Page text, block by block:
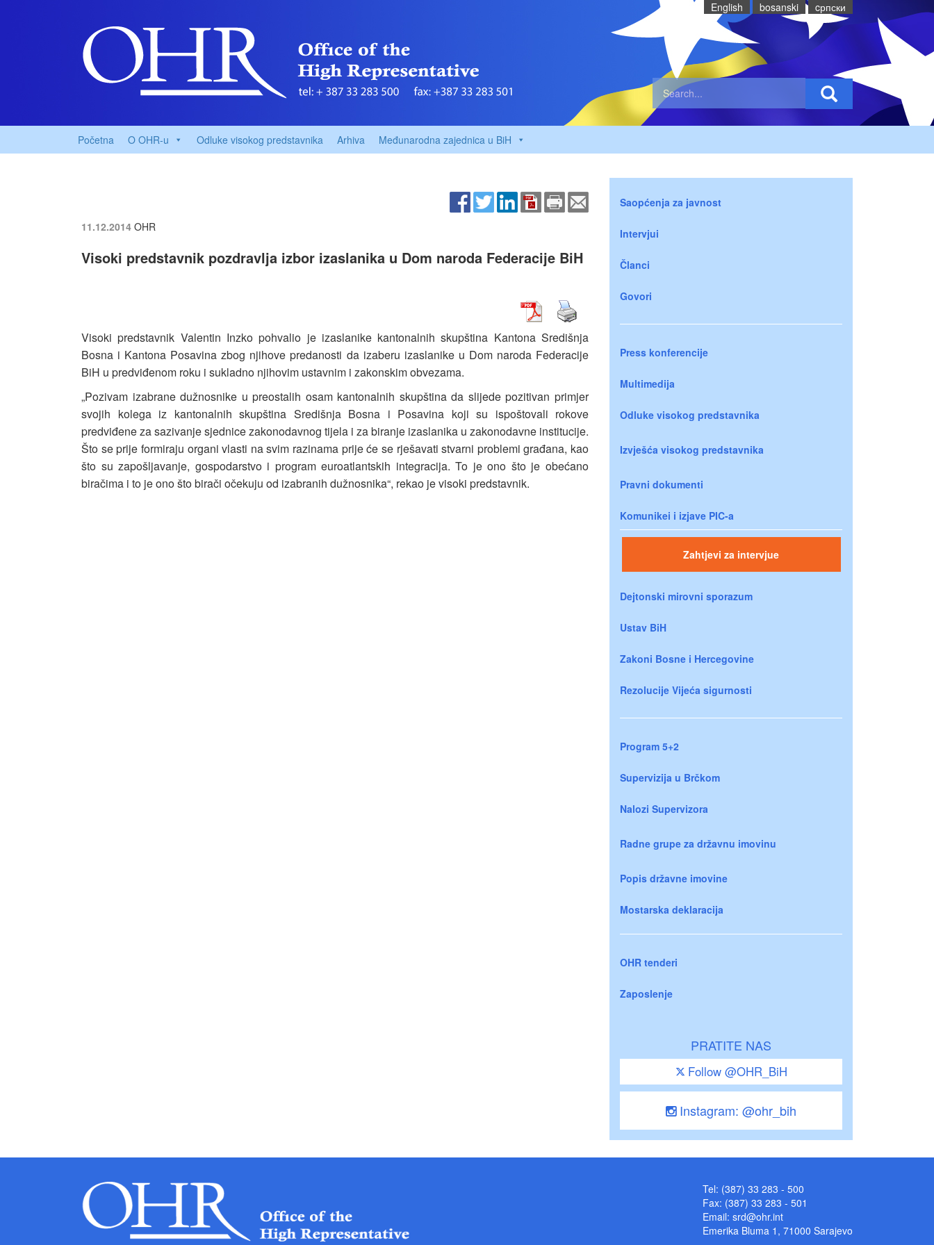
English bosanski cрпски
Početna O OHR-u Odluke visokog predstavnika Arhiva Međunarodna zajednica u BiH
11.12.2014 OHR
Visoki predstavnik pozdravlja izbor izaslanika u Dom naroda Federacije BiH
Visoki predstavnik Valentin Inzko pohvalio je izaslanike kantonalnih skupština Kantona Središnja
Bosna i Kantona Posavina zbog njihove predanosti da izaberu izaslanike u Dom naroda Federacije
BiH u predviđenom roku i sukladno njihovim ustavnim i zakonskim obvezama.
„Pozivam izabrane dužnosnike u preostalih osam kantonalnih skupština da slijede pozitivan primjer
svojih kolega iz kantonalnih skupština Središnja Bosna i Posavina koji su ispoštovali rokove
predviđene za sazivanje sjednice zakonodavnog tijela i za biranje izaslanika u zakonodavne institucije.
Što se prije formiraju organi vlasti na svim razinama prije će se rješavati stvarni problemi građana, kao
što su zapošljavanje, gospodarstvo i program euroatlantskih integracija. To je ono što je obećano
biračima i to je ono što birači očekuju od izabranih dužnosnika“, rekao je visoki predstavnik.
Saopćenja za javnost
Intervjui
Članci
Govori
Press konferencije
Multimedija
Odluke visokog predstavnika
Izvješća visokog predstavnika
Pravni dokumenti
Komunikei i izjave PIC-a
Zahtjevi za intervjue
Dejtonski mirovni sporazum
Ustav BiH
Zakoni Bosne i Hercegovine
Rezolucije Vijeća sigurnosti
Program 5+2
Supervizija u Brčkom
Nalozi Supervizora
Radne grupe za državnu imovinu
Popis državne imovine
Mostarska deklaracija
OHR tenderi
Zaposlenje
PRATITE NAS
Follow @OHR_BiH
Instagram: @ohr_bih
Tel: (387) 33 283 - 500
Fax: (387) 33 283 - 501
Email: srd@ohr.int
Emerika Bluma 1, 71000 Sarajevo